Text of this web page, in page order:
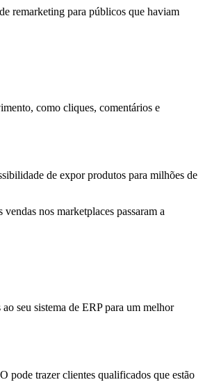
remarketing para públicos que haviam
como cliques, comentários e
de expor produtos para milhões de
nos marketplaces passaram a
seu sistema de ERP para um melhor
pode trazer clientes qualificados que estão